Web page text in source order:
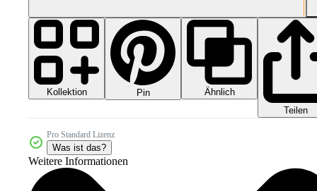
Kollektion Pin
Ähnlich
Teilen
Pro Standard Lizenz
Was ist das?
Weitere Informationen